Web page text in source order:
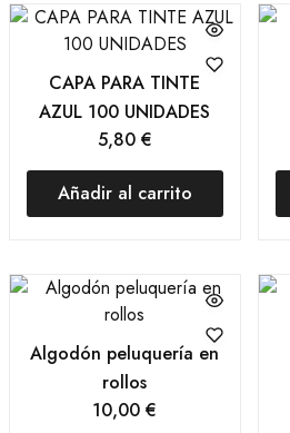
CAPA PARA TINTE
AZUL 100 UNIDADES
5,80 €
Añadir al carrito
Algodón peluquería en
rollos
10,00 €